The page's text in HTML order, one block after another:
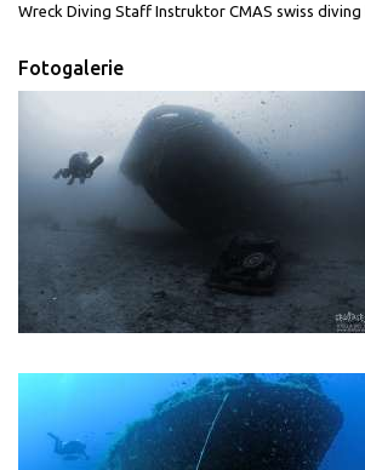
Wreck Diving Staff Instruktor CMAS swiss
Fotogalerie